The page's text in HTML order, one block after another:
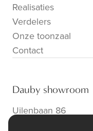
Realisaties
Verdelers
Onze toonzaal
Contact
Dauby showroom
Uilenbaan 86